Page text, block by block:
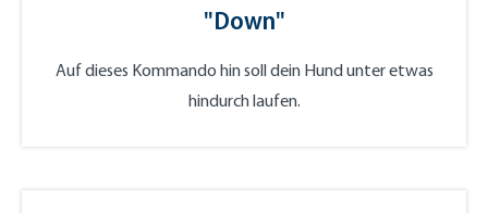
"Down"
Auf dieses Kommando hin soll dein Hund unter etwas
hindurch laufen.